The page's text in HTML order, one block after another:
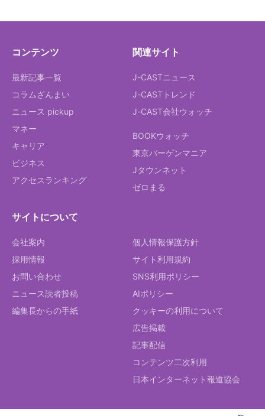
コンテンツ
最新記事一覧
コラムざんまい
ニュース pickup
マネー
キャリア
ビジネス
アクセスランキング
関連サイト
J-CASTニュース
J-CASTトレンド
J-CAST会社ウォッチ
BOOKウォッチ
東京バーゲンマニア
Jタウンネット
ゼロまる
サイトについて
会社案内
採用情報
お問い合わせ
ニュース読者投稿
編集長からの手紙
個人情報保護方針
サイト利用規約
SNS利用ポリシー
AIポリシー
クッキーの利用について
広告掲載
記事配信
コンテンツ二次利用
日本インターネット報道協会